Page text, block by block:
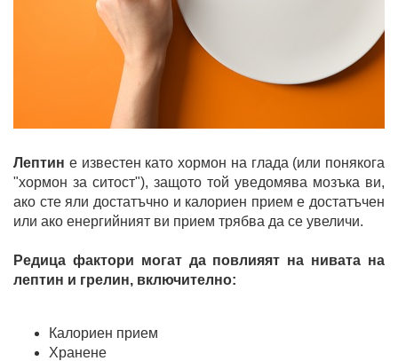
Лептин е известен като хормон на глада (или понякога
"хормон за ситост"), защото той уведомява мозъка ви,
ако сте яли достатъчно и калориен прием е достатъчен
или ако енергийният ви прием трябва да се увеличи.
Редица фактори могат да повлияят на нивата на
лептин и грелин, включително:
Калориен прием
Хранене